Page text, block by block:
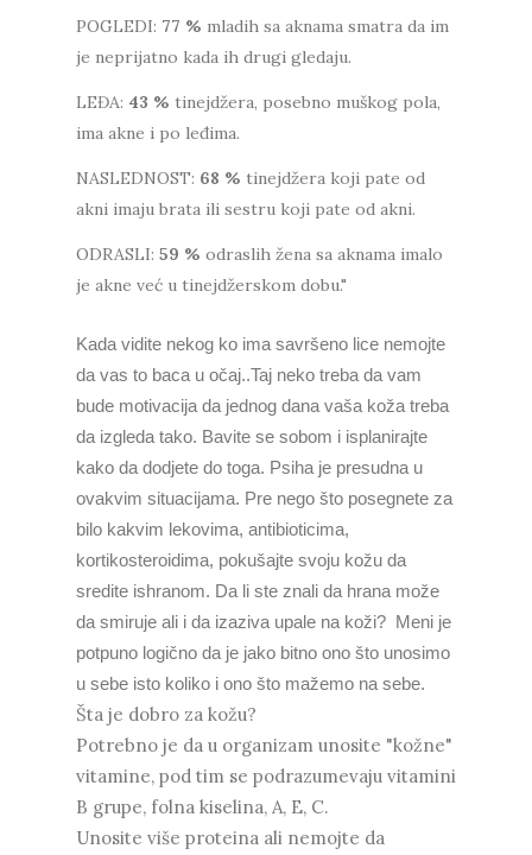
POGLEDI: 77 % mladih sa aknama smatra da im
je neprijatno kada ih drugi gledaju.
LEĐA: 43 % tinejdžera, posebno muškog pola,
ima akne i po leđima.
NASLEDNOST: 68 % tinejdžera koji pate od
akni imaju brata ili sestru koji pate od akni.
ODRASLI: 59 % odraslih žena sa aknama imalo
je akne već u tinejdžerskom dobu."
Kada vidite nekog ko ima savršeno lice nemojte
da vas to baca u očaj..Taj neko treba da vam
bude motivacija da jednog dana vaša koža treba
da izgleda tako. Bavite se sobom i isplanirajte
kako da dodjete do toga. Psiha je presudna u
ovakvim situacijama. Pre nego što posegnete za
bilo kakvim lekovima, antibioticima,
kortikosteroidima, pokušajte svoju kožu da
sredite ishranom. Da li ste znali da hrana može
da smiruje ali i da izaziva upale na koži? Meni je
potpuno logično da je jako bitno ono što unosimo
u sebe isto koliko i ono što mažemo na sebe.
Šta je dobro za kožu?
Potrebno je da u organizam unosite "kožne"
vitamine, pod tim se podrazumevaju vitamini
B grupe, folna kiselina, A, E, C.
Unosite više proteina ali nemojte da